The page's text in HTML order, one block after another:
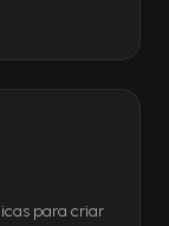
para criar